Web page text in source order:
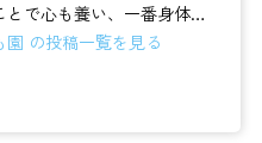
で心も養い、一番身体と
時期を大切に愛...
園 の投稿一覧を見る